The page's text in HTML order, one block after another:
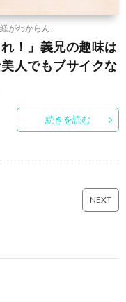
がわからん
！」義兄の趣味は
人でもブサイクな
続きを読む
NEXT